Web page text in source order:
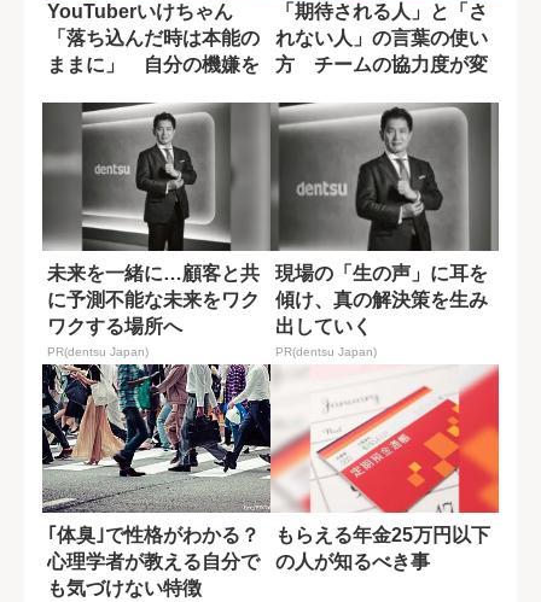
YouTuberいけちゃん
「落ち込んだ時は本能の
ままに」 自分の機嫌を
「期待される人」と「さ
れない人」の言葉の使い
方 チームの協力度が変
未来を一緒に…顧客と共
に予測不能な未来をワク
ワクする場所へ
PR(dentsu Japan)
現場の「生の声」に耳を
傾け、真の解決策を生み
出していく
PR(dentsu Japan)
｢体臭｣で性格がわかる？
心理学者が教える自分で
も気づけない特徴
もらえる年金25万円以下
の人が知るべき事